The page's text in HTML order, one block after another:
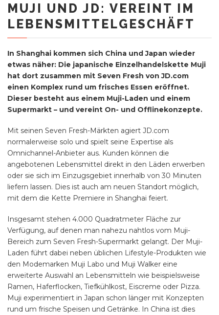
MUJI UND JD: VEREINT IM
LEBENSMITTELGESCHÄFT
In Shanghai kommen sich China und Japan wieder
etwas näher: Die japanische Einzelhandelskette Muji
hat dort zusammen mit Seven Fresh von JD.com
einen Komplex rund um frisches Essen eröffnet.
Dieser besteht aus einem Muji-Laden und einem
Supermarkt – und vereint On- und Offlinekonzepte.
Mit seinen Seven Fresh-Märkten agiert JD.com
normalerweise solo und spielt seine Expertise als
Omnichannel-Anbieter aus. Kunden können die
angebotenen Lebensmittel direkt in den Läden erwerben
oder sie sich im Einzugsgebiet innerhalb von 30 Minuten
liefern lassen. Dies ist auch am neuen Standort möglich,
mit dem die Kette Premiere in Shanghai feiert.
Insgesamt stehen 4.000 Quadratmeter Fläche zur
Verfügung, auf denen man nahezu nahtlos vom Muji-
Bereich zum Seven Fresh-Supermarkt gelangt. Der Muji-
Laden führt dabei neben üblichen Lifestyle-Produkten wie
den Modemarken Muji Labo und Muji Walker eine
erweiterte Auswahl an Lebensmitteln wie beispielsweise
Ramen, Haferflocken, Tiefkühlkost, Eiscreme oder Pizza.
Muji experimentiert in Japan schon länger mit Konzepten
rund um frische Speisen und Getränke. In China ist dies